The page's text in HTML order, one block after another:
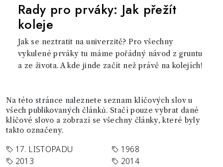
Rady pro prváky: Jak přežít
koleje
Jak se neztratit na univerzitě? Pro všechny
vykulené prváky tu máme pořádný návod z gruntu
a ze života. A kde jinde začít než právě na kolejích!
Na této stránce naleznete seznam klíčových slov u
všech publikovaných článků. Stačí pouze vybrat dané
klíčové slovo a zobrazí se všechny články, které byly
takto označeny.
17. LISTOPADU
1968
2013
2014